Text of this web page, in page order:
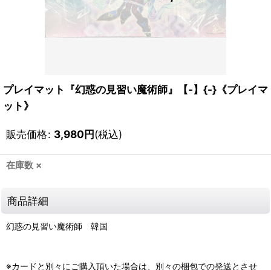
プレイマット『幻惑の見習い魔術師』【-】{-}《プレイマ
ット》
販売価格: 3,980円(税込)
在庫数 ×
商品詳細
幻惑の見習い魔術師 韓国
※カードと別々にご購入頂いた場合は、別々の梱包での発送とさせ